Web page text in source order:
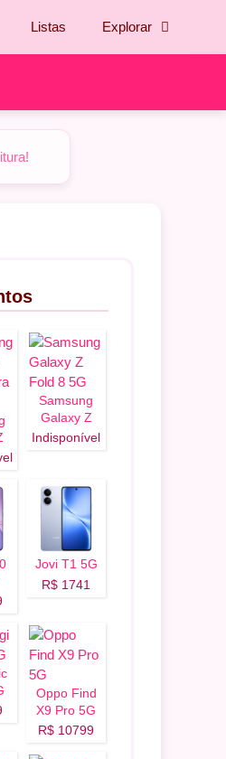
Listas Explorar
Samsung
Galaxy Z
Fold 8 5G
Indisponível
Jovi T1 5G
R$ 1741
Oppo Find
X9 Pro 5G
R$ 10799